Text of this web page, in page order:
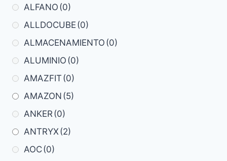
ALFANO (0)
ALLDOCUBE (0)
ALMACENAMIENTO (0)
ALUMINIO (0)
AMAZFIT (0)
AMAZON (5)
ANKER (0)
ANTRYX(2)
AOC(0)